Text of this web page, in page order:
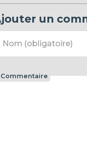
un
Nom (obligatoire)
Commentaire